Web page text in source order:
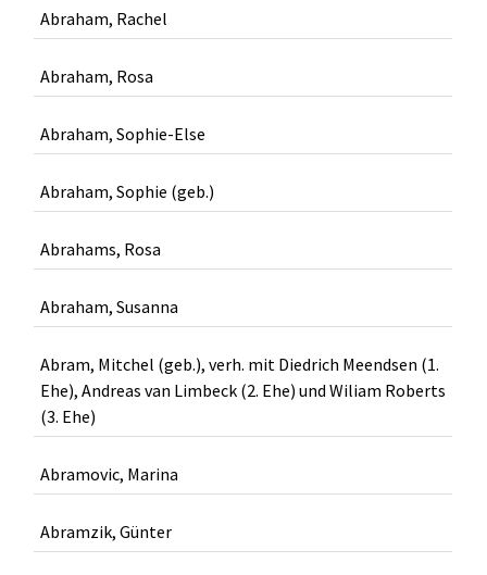
Abraham, Rachel
Abraham, Rosa
Abraham, Sophie-Else
Abraham, Sophie (geb.)
Abrahams, Rosa
Abraham, Susanna
Abram, Mitchel (geb.), verh. mit Diedrich Meendsen (1.
Ehe), Andreas van Limbeck (2. Ehe) und Wiliam Roberts
(3. Ehe)
Abramovic, Marina
Abramzik, Günter